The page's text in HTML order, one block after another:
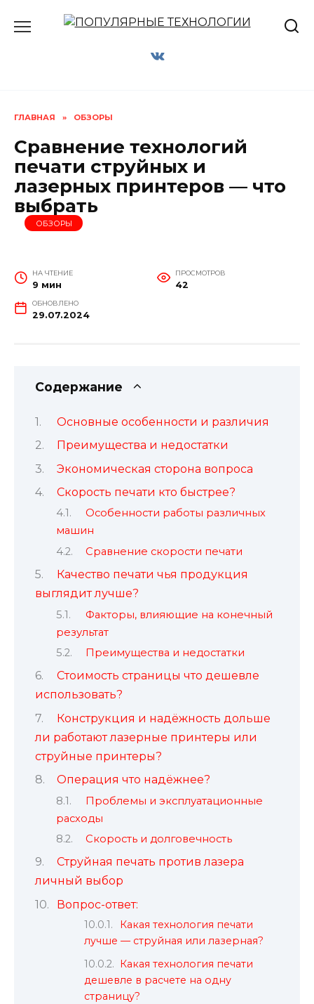
ГЛАВНАЯ » ОБЗОРЫ
Сравнение технологий
печати струйных и
лазерных принтеров — что
выбрать
ОБЗОРЫ
НА ЧТЕНИЕ
9 мин
ПРОСМОТРОВ
42
ОБНОВЛЕНО
29.07.2024
Содержание
Основные особенности и различия
Преимущества и недостатки
Экономическая сторона вопроса
Скорость печати кто быстрее?
Особенности работы различных
машин
Сравнение скорости печати
Качество печати чья продукция
выглядит лучше?
Факторы, влияющие на конечный
результат
Преимущества и недостатки
Стоимость страницы что дешевле
использовать?
Конструкция и надёжность дольше
ли работают лазерные принтеры или
струйные принтеры?
Операция что надёжнее?
Проблемы и эксплуатационные
расходы
Скорость и долговечность
Струйная печать против лазера
личный выбор
Вопрос-ответ:
Какая технология печати
лучше — струйная или лазерная?
Какая технология печати
дешевле в расчете на одну
страницу?